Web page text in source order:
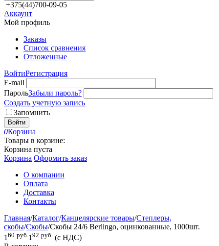
+375(44)700-09-05
Аккаунт
Мой профиль
Заказы
Список сравнения
Отложенные
ВойтиРегистрация
E-mail
ПарольЗабыли пароль?
Создать учетную запись
Запомнить
Войти
0Корзина
Товары в корзине:
Корзина пуста
Корзина Оформить заказ
О компании
Оплата
Доставка
Контакты
Главная/Каталог/Канцелярские товары/Степлеры,
скобы/Скобы/Скобы 24/6 Berlingo, оцинкованные, 1000шт.
1 60 руб.1 92 руб. (с НДС)